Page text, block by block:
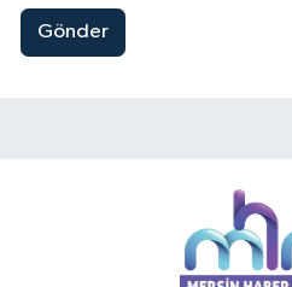
Gönder